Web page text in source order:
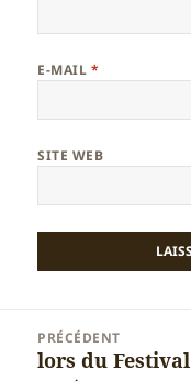
E-MAIL *
SITE WEB
l’article
PRÉCÉDENT
Article
lors du